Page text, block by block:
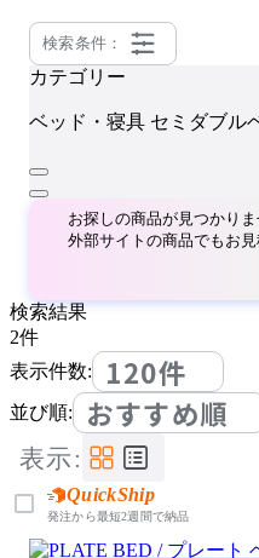
検索条件：
カテゴリー
ベッド・寝具 セミダブル
お探しの商品が見つかりま
外部サイトの商品でもお見
検索結果
2件
表示件数:
120件
並び順: おすすめ順
表示:
QuickShip
発注から最短2週間で納品